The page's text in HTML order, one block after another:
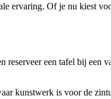
ervaring. Of je nu kiest
een tafel bij een
kunstwerk is voor de